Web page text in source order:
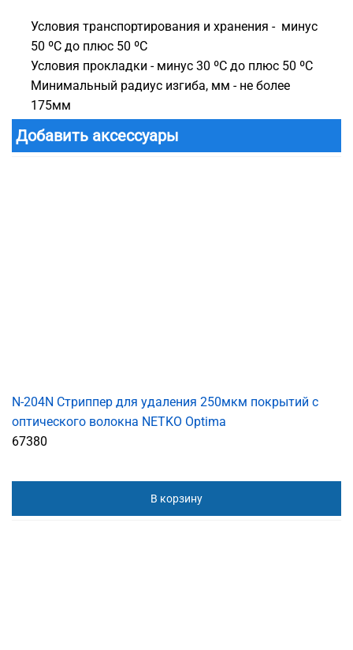
Условия транспортирования и хранения - минус
50 ºС до плюс 50 ºС
Условия прокладки - минус 30 ºС до плюс 50 ºС
Минимальный радиус изгиба, мм - не более
175мм
Добавить аксессуары
N-204N Cтриппер для удаления 250мкм покрытий с
оптического волокна NETKO Optima
67380
В корзину